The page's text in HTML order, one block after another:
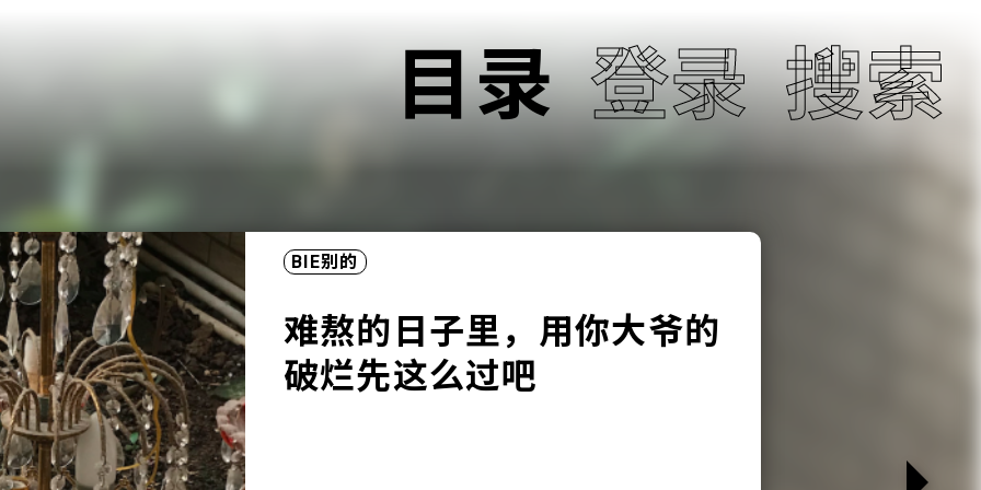
目录 登录 搜索
BIE别的
难熬的日子里，用你大爷的
破烂先这么过吧